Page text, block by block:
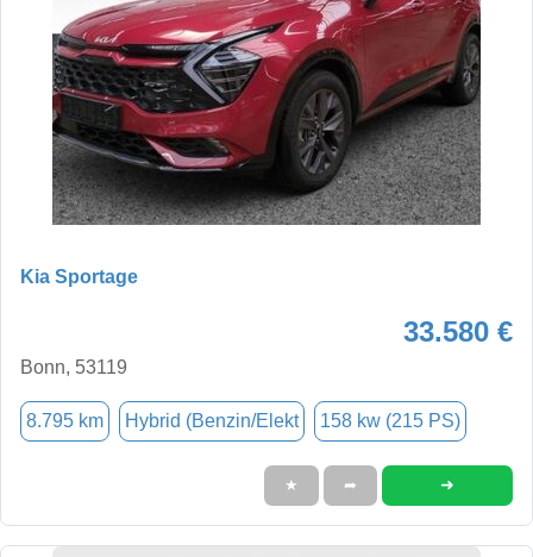
Kia Sportage
33.580 €
Bonn, 53119
8.795 km Hybrid (Benzin/Elekt 158 kw (215 PS)
★ ➦ ➜